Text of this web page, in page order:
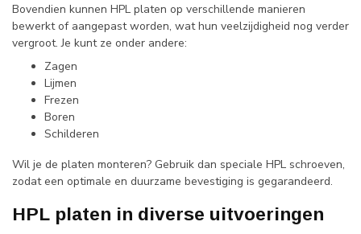
Bovendien kunnen HPL platen op verschillende manieren
bewerkt of aangepast worden, wat hun veelzijdigheid nog verder
vergroot. Je kunt ze onder andere:
Zagen
Lijmen
Frezen
Boren
Schilderen
Wil je de platen monteren? Gebruik dan speciale HPL schroeven,
zodat een optimale en duurzame bevestiging is gegarandeerd.
HPL platen in diverse uitvoeringen